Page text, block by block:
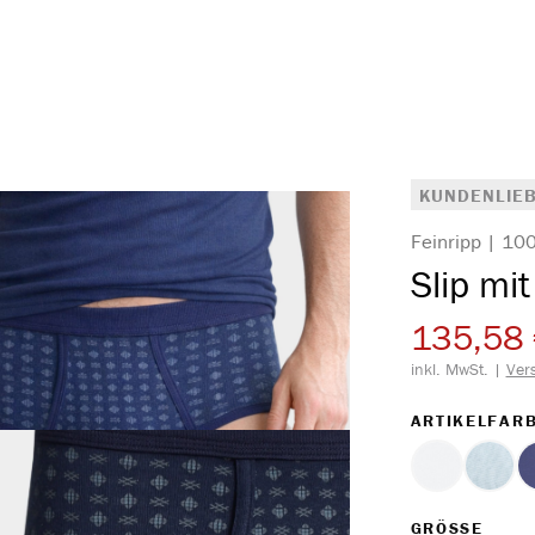
Feinripp |
Slip
135,58
inkl. MwSt. |
weiss
GRÖSSE